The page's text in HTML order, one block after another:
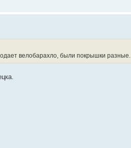
велобарахло, были покрышки разные.